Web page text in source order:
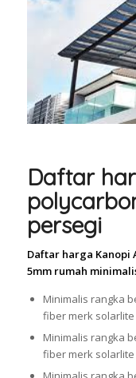
Daftar
persegi
Daftar harga Kanopi
5mm rumah
Minimalis rangka
fiber merk solarlite
Minimalis rangka
fiber merk solarlite